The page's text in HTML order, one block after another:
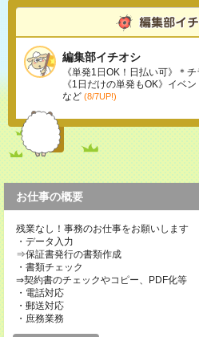
編集部イチオシ
《単発1日OK！日払い可》＊
《1日だけの単発もOK》イベ
など (8/7UP!)
お仕事の概要
残業なし！事務のお仕事をお願いします
・データ入力
⇒保証書発行の書類作成
・書類チェック
⇒契約書のチェックやコピー、PDF化等
・電話対応
・郵送対応
・庶務業務